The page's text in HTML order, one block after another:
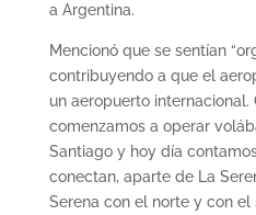
a Argentina.
Mencionó que se sentían
contribuyendo a que el
un aeropuerto internacional.
comenzamos a operar
Santiago y hoy día
conectan, aparte de La
Serena con el norte y con el